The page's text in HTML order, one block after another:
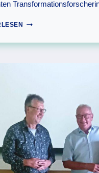
HÖREMPFEHLUNG
„NEU